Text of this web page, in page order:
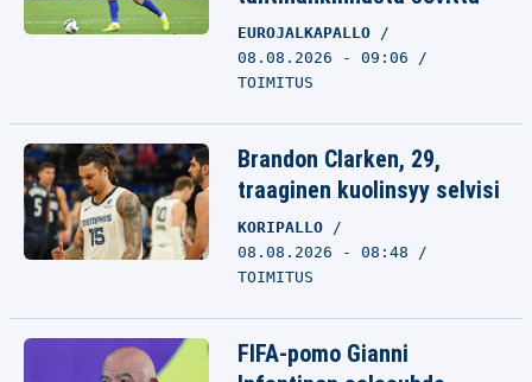
EUROJALKAPALLO
08.08.2026 - 09:06
TOIMITUS
Brandon Clarken, 29,
traaginen kuolinsyy selvisi
KORIPALLO
08.08.2026 - 08:48
TOIMITUS
FIFA-pomo Gianni